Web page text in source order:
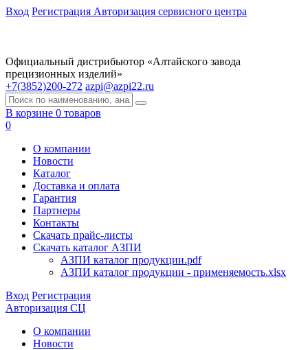
Вход Регистрация Авторизация сервисного центра
Официальный дистрибьютор «Алтайского завода
прецизионных изделий»
+7(3852)200-272 azpi@azpi22.ru
В корзине 0 товаров
0
О компании
Новости
Каталог
Доставка и оплата
Гарантия
Партнеры
Контакты
Скачать прайс-листы
Скачать каталог АЗПИ
АЗПИ каталог продукции.pdf
АЗПИ каталог продукции - применяемость.xlsx
Вход Регистрация
Авторизация СЦ
О компании
Новости